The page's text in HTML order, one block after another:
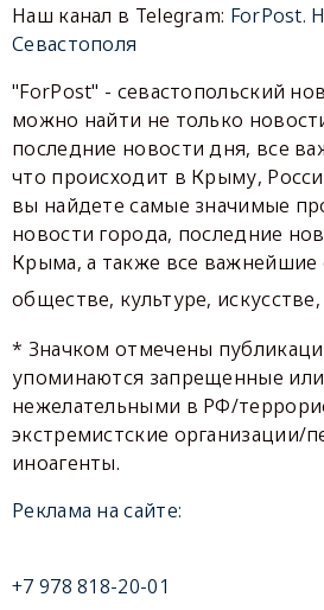
Наш канал в Telegram: ForPost.
Севастополя
"ForPost" - севастопольский
можно найти не только
последние новости дня, все
что происходит в Крыму,
вы найдете самые значимые
новости города, последние
Крыма, а также все важнейшие
обществе, культуре,
* Значком отмечены
упоминаются запрещенные
нежелательными в РФ/
экстремистские организации/
иноагенты.
Реклама на сайте:
+7 978 818-20-01